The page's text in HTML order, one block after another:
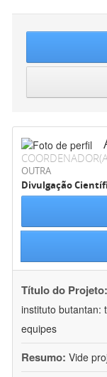
OUTRA
Divulgação
Título do Projeto:
instituto butantan:
equipes
Resumo: Vide